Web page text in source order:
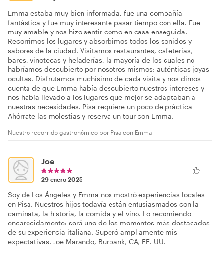
Emma estaba muy bien informada, fue una compañía
fantástica y fue muy interesante pasar tiempo con ella. Fue
muy amable y nos hizo sentir como en casa enseguida.
Recorrimos los lugares y absorbimos todos los sonidos y
sabores de la ciudad. Visitamos restaurantes, cafeterías,
bares, vinotecas y heladerías, la mayoría de los cuales no
habríamos descubierto por nosotros mismos: auténticas joyas
ocultas. Disfrutamos muchísimo de cada visita y nos dimos
cuenta de que Emma había descubierto nuestros intereses y
nos había llevado a los lugares que mejor se adaptaban a
nuestras necesidades. Pisa requiere un poco de práctica.
Ahórrate las molestias y reserva un tour con Emma.
Nuestro recorrido gastronómico por Pisa con Emma
Joe
29 enero 2025
Soy de Los Ángeles y Emma nos mostró experiencias locales
en Pisa. Nuestros hijos todavía están entusiasmados con la
caminata, la historia, la comida y el vino. Lo recomiendo
encarecidamente: será uno de los momentos más destacados
de su experiencia italiana. Superó ampliamente mis
expectativas. Joe Marando, Burbank, CA, EE. UU.